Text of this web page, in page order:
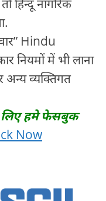
हिन्दू नागरिक
Hindu
नियमों में भी लाना
अन्य व्यक्तिगत
लिए हमे फेसबुक
Now